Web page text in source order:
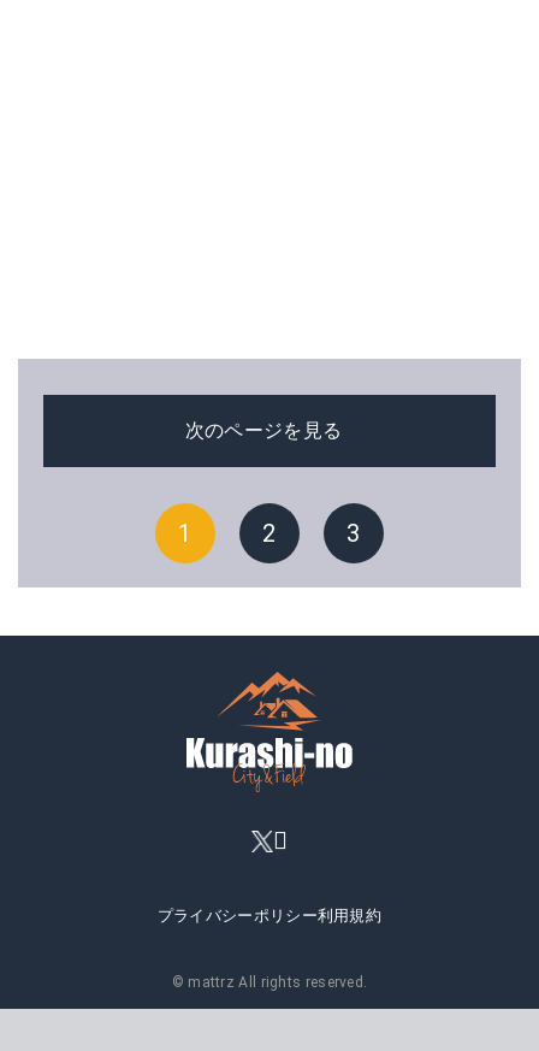
次のページを見る
1 2 3
プライバシーポリシー利用規約
© mattrz All rights reserved.